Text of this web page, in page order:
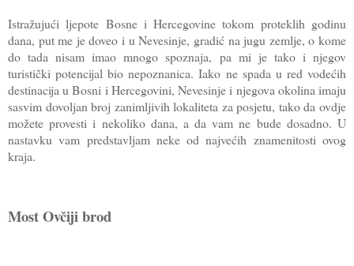
Istražujući ljepote Bosne i Hercegovine tokom proteklih godinu
dana, put me je doveo i u Nevesinje, gradić na jugu zemlje, o kome
do tada nisam imao mnogo spoznaja, pa mi je tako i njegov
turistički potencijal bio nepoznanica. Iako ne spada u red vodećih
destinacija u Bosni i Hercegovini, Nevesinje i njegova okolina imaju
sasvim dovoljan broj zanimljivih lokaliteta za posjetu, tako da ovdje
možete provesti i nekoliko dana, a da vam ne bude dosadno. U
nastavku vam predstavljam neke od najvećih znamenitosti ovog
kraja.
Most Ovčiji brod